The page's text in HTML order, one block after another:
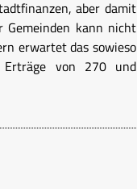
aber damit
kann nicht
erwartet das sowieso
Erträge von 270 und